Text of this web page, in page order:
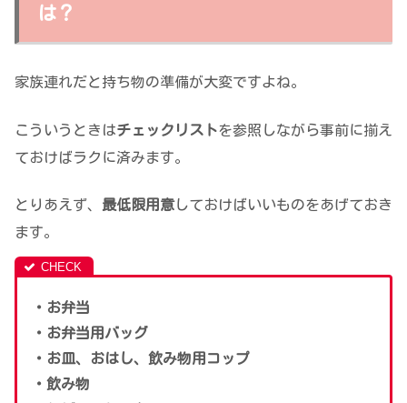
は？
家族連れだと持ち物の準備が大変ですよね。
こういうときはチェックリストを参照しながら事前に揃え
ておけばラクに済みます。
とりあえず、 最低限用意しておけばいいものをあげておき
ます。
・お弁当
・お弁当用バッグ
・お皿、おはし、飲み物用コップ
・飲み物